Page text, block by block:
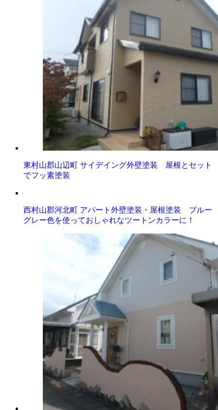
東村山郡山辺町 サイデイング外壁塗装 屋根とセット
でフッ素塗装
西村山郡河北町 アパート外壁塗装・屋根塗装 ブルー
グレー色を使っておしゃれなツートンカラーに！